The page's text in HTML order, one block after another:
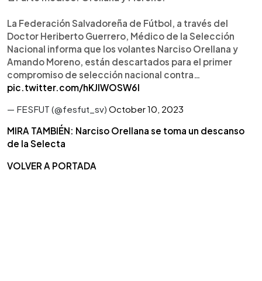
La Federación Salvadoreña de Fútbol, a través del
Doctor Heriberto Guerrero, Médico de la Selección
Nacional informa que los volantes Narciso Orellana y
Amando Moreno, están descartados para el primer
compromiso de selección nacional contra…
pic.twitter.com/hKJlWOSW6l
— FESFUT (@fesfut_sv) October 10, 2023
MIRA TAMBIÉN: Narciso Orellana se toma un descanso
de la Selecta
VOLVER A PORTADA